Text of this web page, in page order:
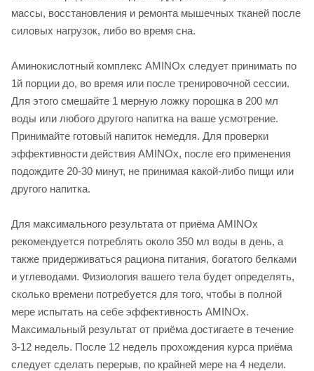
массы, восстановления и ремонта мышечных тканей после
силовых нагрузок, либо во время сна.
Аминокислотный комплекс AMINOx следует принимать по
1й порции до, во время или после тренировочной сессии.
Для этого смешайте 1 мерную ложку порошка в 200 мл
воды или любого другого напитка на ваше усмотрение.
Принимайте готовый напиток немедля. Для проверки
эффективности действия AMINOx, после его применения
подождите 20-30 минут, не принимая какой-либо пищи или
другого напитка.
Для максимального результата от приёма AMINOx
рекомендуется потреблять около 350 мл воды в день, а
также придерживаться рациона питания, богатого белками
и углеводами. Физиология вашего тела будет определять,
сколько времени потребуется для того, чтобы в полной
мере испытать на себе эффективность AMINOx.
Максимальный результат от приёма достигаете в течение
3-12 недель. После 12 недель прохождения курса приёма
следует сделать перерыв, по крайней мере на 4 недели.